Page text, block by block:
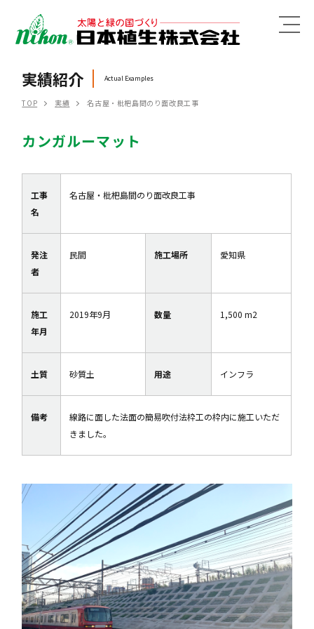
MENU
実績紹介 Actual Examples
TOP 実績 名古屋・枇杷島間のり面改良工事
カンガルーマット
工事
名
名古屋・枇杷島間のり面改良工事
発注
者
民間 施工場所 愛知県
施工
年月
2019年9月 数量 1,500 m2
土質 砂質土 用途 インフラ
備考
線路に面した法面の簡易吹付法枠工の枠内に施工いただ
きました。